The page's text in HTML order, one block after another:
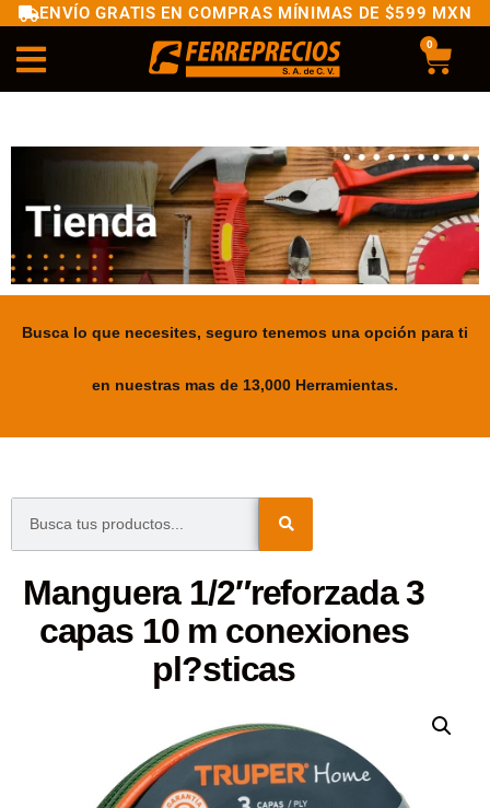
ENVÍO GRATIS EN COMPRAS MÍNIMAS DE $599 MXN
0
Busca lo que necesites, seguro tenemos una opción para ti
en nuestras mas de 13,000 Herramientas.
Manguera 1/2″reforzada 3
capas 10 m conexiones
pl?sticas